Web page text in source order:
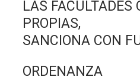
LAS FACULTADES
PROPIAS,
SANCIONA CON
ORDENANZA